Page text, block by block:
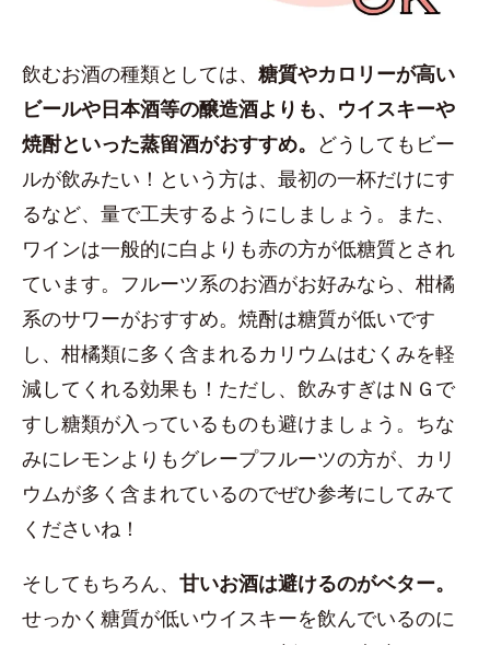
飲むお酒の種類としては、 糖質やカロリーが高い
ビールや日本酒等の醸造酒よりも、ウイスキーや
焼酎といった蒸留酒がおすすめ。 どうしてもビー
ルが飲みたい！という方は、最初の一杯だけにす
るなど、量で工夫するようにしましょう。また、
ワインは一般的に白よりも赤の方が低糖質とされ
ています。フルーツ系のお酒がお好みなら、柑橘
系のサワーがおすすめ。焼酎は糖質が低いです
し、柑橘類に多く含まれるカリウムはむくみを軽
減してくれる効果も！ただし、飲みすぎはＮＧで
すし糖類が入っているものも避けましょう。ちな
みにレモンよりもグレープフルーツの方が、カリ
ウムが多く含まれているのでぜひ参考にしてみて
くださいね！
そしてもちろん、 甘いお酒は避けるのがベター。
せっかく糖質が低いウイスキーを飲んでいるのに